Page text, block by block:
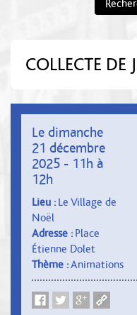
COLLECTE DE
Le dimanche
21 décembre
2025 - 11h à
12h
Lieu :Le Village de
Noël
Adresse : Place
Étienne Dolet
Thème :Animations